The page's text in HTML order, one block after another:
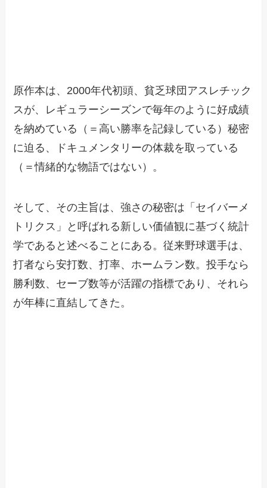
原作本は、2000年代初頭、貧乏球団アスレチック
スが、レギュラーシーズンで毎年のように好成績
を納めている（＝高い勝率を記録している）秘密
に迫る、ドキュメンタリーの体裁を取っている
（＝情緒的な物語ではない）。
そして、その主旨は、強さの秘密は「セイバーメ
トリクス」と呼ばれる新しい価値観に基づく統計
学であると述べることにある。従来野球選手は、
打者なら安打数、打率、ホームラン数。投手なら
勝利数、セーブ数等が活躍の指標であり、それら
が年棒に直結してきた。